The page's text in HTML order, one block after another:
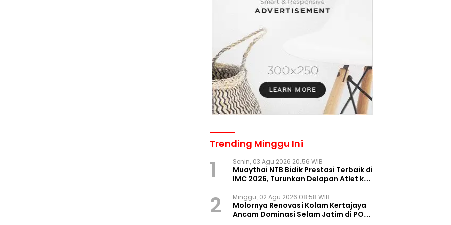
Trending Minggu Ini
1 Senin, 03 Agu 2026 20:56 WIB
Muaythai NTB Bidik Prestasi Terbaik di
IMC 2026, Turunkan Delapan Atlet ke
2 Minggu, 02 Agu 2026 08:58 WIB
Molornya Renovasi Kolam Kertajaya
Ancam Dominasi Selam Jatim di PON